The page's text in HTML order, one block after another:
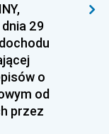
dnia 29
o
od
przez